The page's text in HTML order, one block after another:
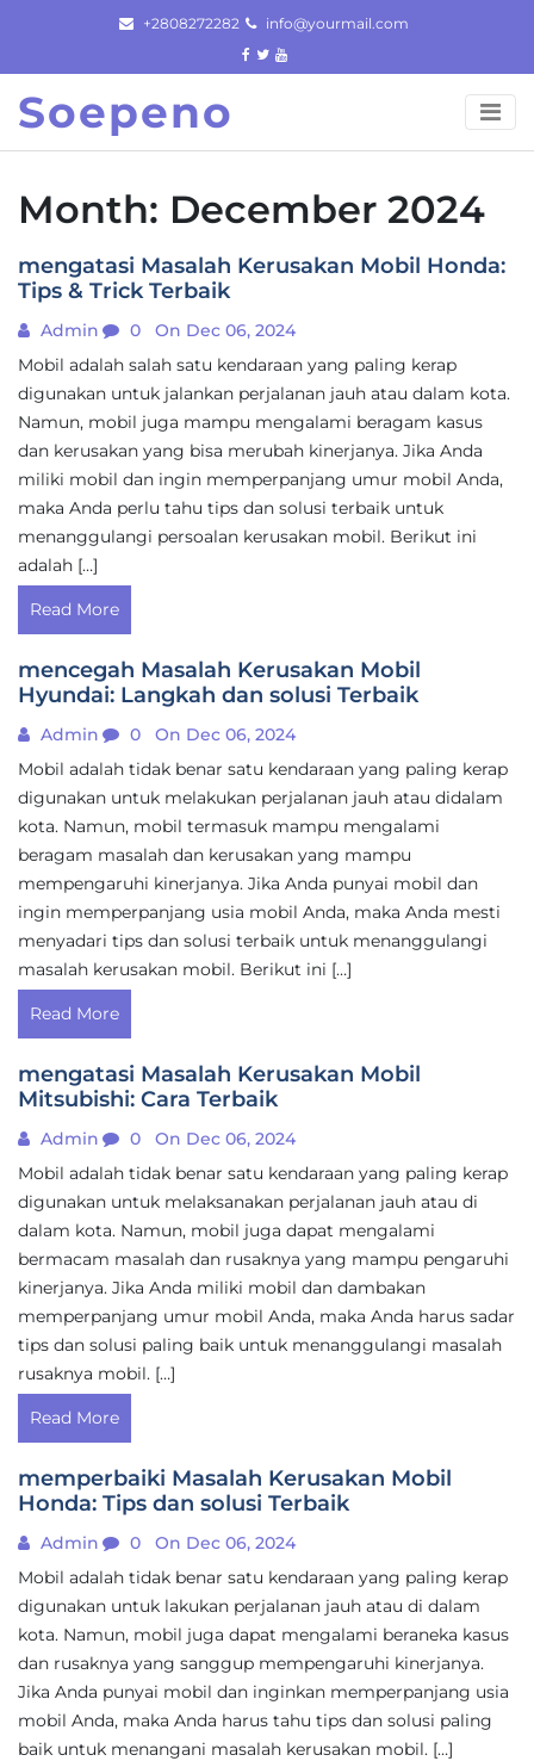
content
+2808272282 info@yourmail.com
Soepeno
Month: December 2024
mengatasi Masalah Kerusakan Mobil Honda:
Tips & Trick Terbaik
Admin 0
On Dec 06, 2024
Mobil adalah salah satu kendaraan yang paling kerap
digunakan untuk jalankan perjalanan jauh atau dalam kota.
Namun, mobil juga mampu mengalami beragam kasus
dan kerusakan yang bisa merubah kinerjanya. Jika Anda
miliki mobil dan ingin memperpanjang umur mobil Anda,
maka Anda perlu tahu tips dan solusi terbaik untuk
menanggulangi persoalan kerusakan mobil. Berikut ini
adalah […]
Read More
mencegah Masalah Kerusakan Mobil
Hyundai: Langkah dan solusi Terbaik
Admin 0
On Dec 06, 2024
Mobil adalah tidak benar satu kendaraan yang paling kerap
digunakan untuk melakukan perjalanan jauh atau didalam
kota. Namun, mobil termasuk mampu mengalami
beragam masalah dan kerusakan yang mampu
mempengaruhi kinerjanya. Jika Anda punyai mobil dan
ingin memperpanjang usia mobil Anda, maka Anda mesti
menyadari tips dan solusi terbaik untuk menanggulangi
masalah kerusakan mobil. Berikut ini […]
Read More
mengatasi Masalah Kerusakan Mobil
Mitsubishi: Cara Terbaik
Admin 0
On Dec 06, 2024
Mobil adalah tidak benar satu kendaraan yang paling kerap
digunakan untuk melaksanakan perjalanan jauh atau di
dalam kota. Namun, mobil juga dapat mengalami
bermacam masalah dan rusaknya yang mampu pengaruhi
kinerjanya. Jika Anda miliki mobil dan dambakan
memperpanjang umur mobil Anda, maka Anda harus sadar
tips dan solusi paling baik untuk menanggulangi masalah
rusaknya mobil. […]
Read More
memperbaiki Masalah Kerusakan Mobil
Honda: Tips dan solusi Terbaik
Admin 0
On Dec 06, 2024
Mobil adalah tidak benar satu kendaraan yang paling kerap
digunakan untuk lakukan perjalanan jauh atau di dalam
kota. Namun, mobil juga dapat mengalami beraneka kasus
dan rusaknya yang sanggup mempengaruhi kinerjanya.
Jika Anda punyai mobil dan inginkan memperpanjang usia
mobil Anda, maka Anda harus tahu tips dan solusi paling
baik untuk menangani masalah kerusakan mobil. […]